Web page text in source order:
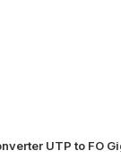
UTP to FO